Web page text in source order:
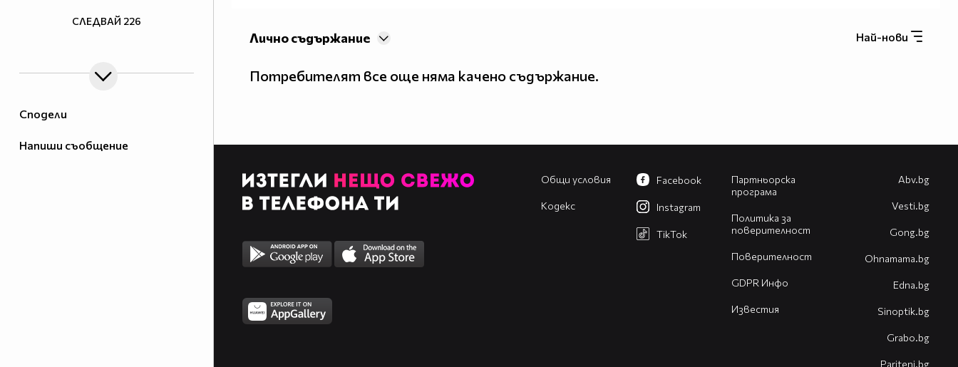
Сподели
Напиши съобщение
СЛЕДВАЙ 226
Най-нови
Лично съдържание
Потребителят все още няма качено съдържание.
Общи условия
Кодекс
Партньорска
програма
Политика за
поверителност
Поверителност
GDPR Инфо
Известия
Facebook
Instagram
TikTok
Abv.bg
Vesti.bg
Gong.bg
Оhnamama.bg
Edna.bg
Sinoptik.bg
Grabo.bg
Pariteni.bg